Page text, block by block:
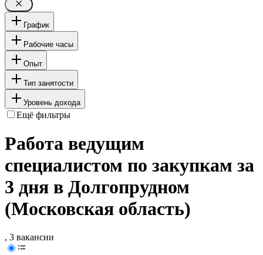
График
Рабочие часы
Опыт
Тип занятости
Уровень дохода
Ещё фильтры
Работа ведущим
специалистом по закупкам за
3 дня в Долгопрудном
(Московская область)
, 3 вакансии